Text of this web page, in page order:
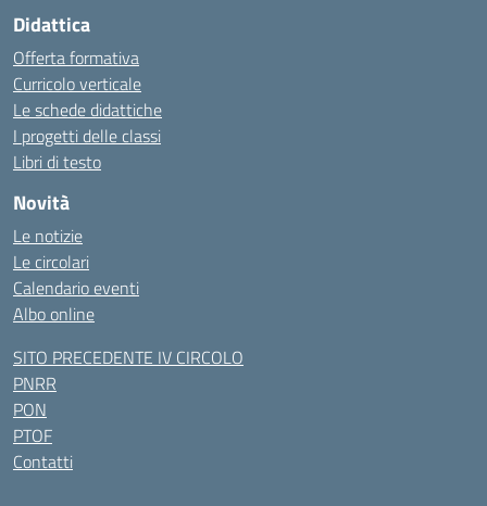
Didattica
Offerta formativa
Curricolo verticale
Le schede didattiche
I progetti delle classi
Libri di testo
Novità
Le notizie
Le circolari
Calendario eventi
Albo online
SITO PRECEDENTE IV CIRCOLO
PNRR
PON
PTOF
Contatti